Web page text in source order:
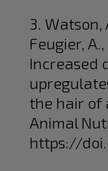
3. Watson,
Feugier,
Increased
the hair of
Animal
https://